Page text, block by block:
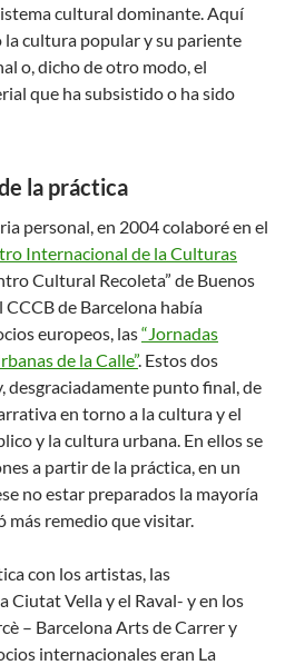
cultural dominante. Aquí
la cultura popular y su pariente
o, dicho de otro modo, el
que ha subsistido o ha sido
la práctica
personal, en 2004 colaboré en el
Internacional de la Culturas
Cultural Recoleta” de Buenos
CCCB de Barcelona había
europeos, las“Jornadas
de la Calle”. Estos dos
desgraciadamente punto final, de
en torno a la cultura y el
y la cultura urbana. En ellos se
a partir de la práctica, en un
no estar preparados la mayoría
más remedio que visitar.
con los artistas, las
Ciutat Vella y el Raval- y en los
– Barcelona Arts de Carrer y
internacionales eran La